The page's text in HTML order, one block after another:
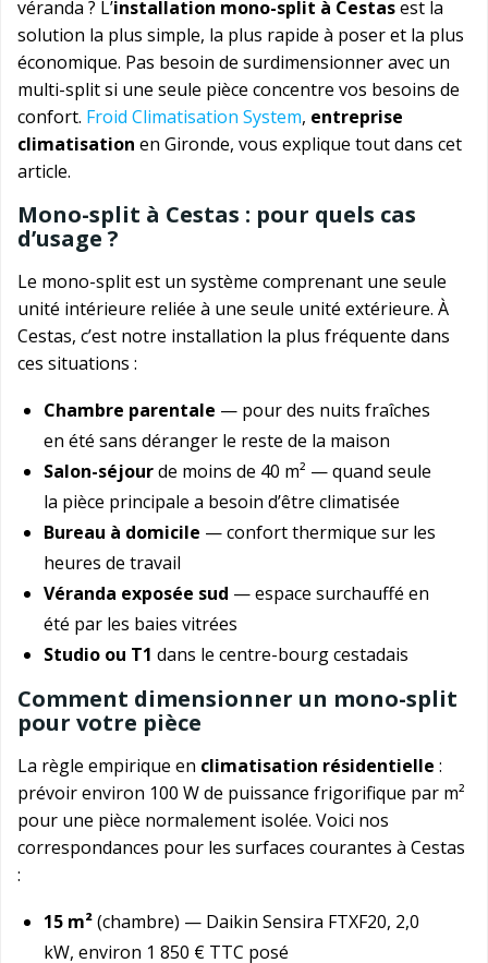
véranda ? L’installation mono-split à Cestasest la
solution la plus simple, la plus rapide à poser et la plus
économique. Pas besoin de surdimensionner avec un
multi-split si une seule pièce concentre vos besoins de
confort. Froid Climatisation System, entreprise
climatisation en Gironde, vous explique tout dans cet
article.
Mono-split à Cestas : pour quels cas
d’usage ?
Le mono-split est un système comprenant une seule
unité intérieure reliée à une seule unité extérieure. À
Cestas, c’est notre installation la plus fréquente dans
ces situations :
Chambre parentale — pour des nuits fraîches
en été sans déranger le reste de la maison
Salon-séjourde moins de 40 m² — quand seule
la pièce principale a besoin d’être climatisée
Bureau à domicile — confort thermique sur les
heures de travail
Véranda exposée sud — espace surchauffé en
été par les baies vitrées
Studio ou T1 dans le centre-bourg cestadais
Comment dimensionner un mono-split
pour votre pièce
La règle empirique en climatisation résidentielle :
prévoir environ 100 W de puissance frigorifique par m²
pour une pièce normalement isolée. Voici nos
correspondances pour les surfaces courantes à Cestas
:
15 m²(chambre) — Daikin Sensira FTXF20, 2,0
kW, environ 1 850 € TTC posé